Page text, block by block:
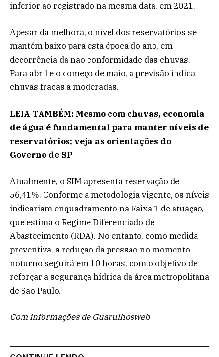
inferior ao registrado na mesma data, em 2021.
Apesar da melhora, o nível dos reservatórios se
mantém baixo para esta época do ano, em
decorrência da não conformidade das chuvas.
Para abril e o começo de maio, a previsão indica
chuvas fracas a moderadas.
LEIA TAMBÉM: Mesmo com chuvas, economia
de água é fundamental para manter níveis de
reservatórios; veja as orientações do
Governo de SP
Atualmente, o SIM apresenta reservação de
56,41%. Conforme a metodologia vigente, os níveis
indicariam enquadramento na Faixa 1 de atuação,
que estima o Regime Diferenciado de
Abastecimento (RDA). No entanto, como medida
preventiva, a redução da pressão no momento
noturno seguirá em 10 horas, com o objetivo de
reforçar a segurança hídrica da área metropolitana
de São Paulo.
Com informações de Guarulhosweb